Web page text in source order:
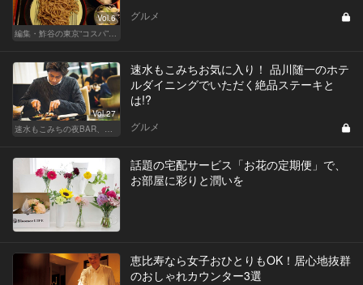
Vol.6
編集・鮓谷の東京“コスパ”カレンダー
グルメ
Vol.27
速水もこみちの夜BAR、夜メシ、夜レシピ
速水もこみちお気に入り！ 品川随一のホテ
ルダイニングでいただく絶品ステーキと
は!?
グルメ
話題の宅配サービス「お花の定期便」で、
お部屋に彩りと潤いを
恵比寿なら女子おひとりもOK！居心地抜群
のおしゃれカウンター3選